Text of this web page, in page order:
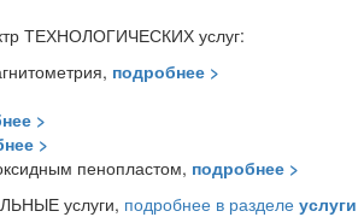
ТЕХНОЛОГИЧЕСКИХ услуг:
подробнее >
>
>
пенопластом, подробнее >
услуги, подробнее в разделе услуги